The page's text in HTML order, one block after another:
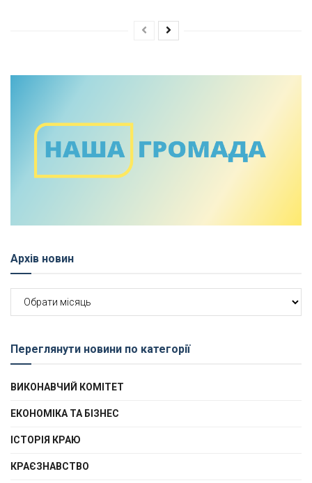
Архів новин
новин
Переглянути новини по категорії
ВИКОНАВЧИЙ КОМІТЕТ
ЕКОНОМІКА ТА БІЗНЕС
ІСТОРІЯ КРАЮ
КРАЄЗНАВСТВО